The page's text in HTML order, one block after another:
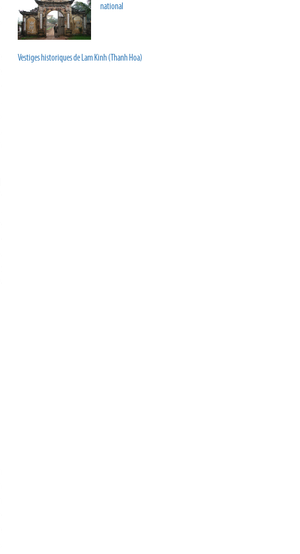
national
Vestiges historiques de Lam Kinh (Thanh Hoa)